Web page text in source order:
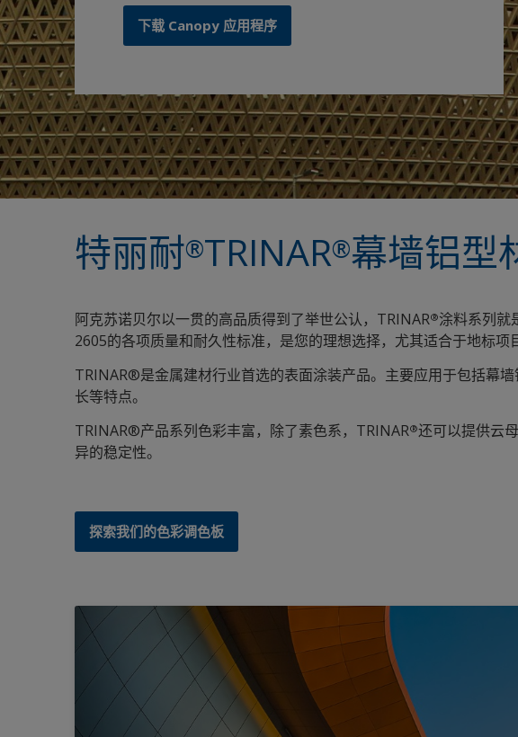
下载 Canopy 应用程序
特丽耐®TRINAR®幕墙铝型
阿克苏诺贝尔以一贯的高品质得到了举世公认，TRINAR®涂料系列就
2605的各项质量和耐久性标准，是您的理想选择，尤其适合于地标
TRINAR®是金属建材行业首选的表面涂装产品。主要应用于包括幕
长等特点。
TRINAR®产品系列色彩丰富，除了素色系，TRINAR®还可以提供云
异的稳定性。
探索我们的色彩调色板